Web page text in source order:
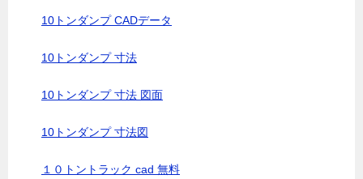
10トンダンプ CADデータ
10トンダンプ 寸法
10トンダンプ 寸法 図面
10トンダンプ 寸法図
１０トントラック cad 無料